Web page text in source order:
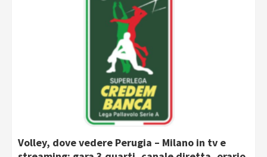
Volley, dove vedere Perugia – Milano in tv e